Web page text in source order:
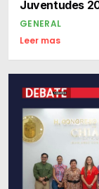
Juventudes
GENERAL
Leer mas